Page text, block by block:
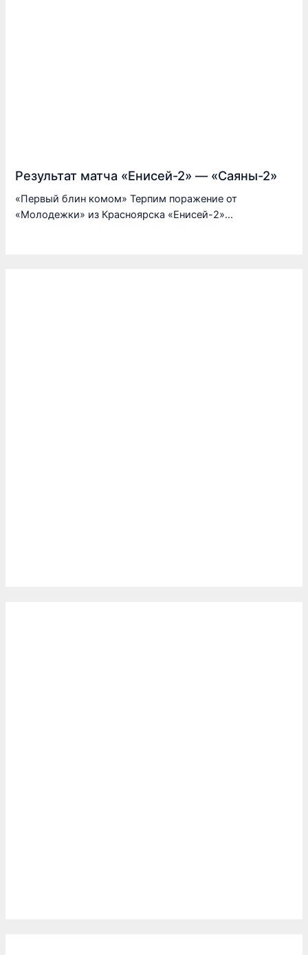
Результат матча «Енисей-2» — «Саяны-2»
«Первый блин комом» Терпим поражение от
«Молодежки» из Красноярска «Енисей-2»…